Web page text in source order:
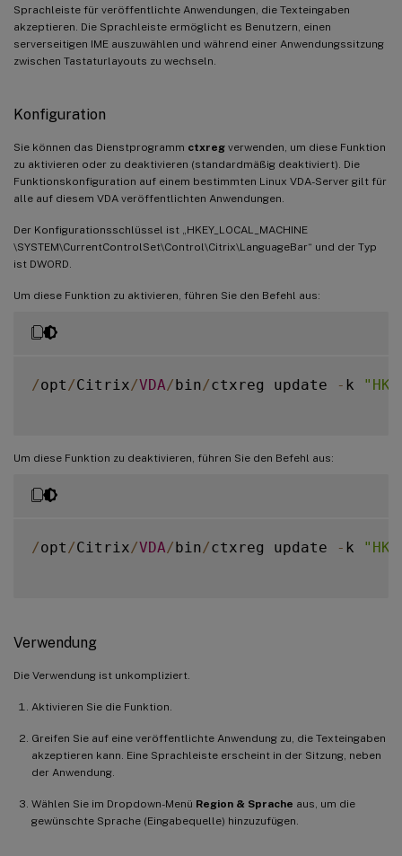
Sprachleiste für veröffentlichte Anwendungen, die Texteingaben
akzeptieren. Die Sprachleiste ermöglicht es Benutzern, einen
serverseitigen IME auszuwählen und während einer Anwendungssitzung
zwischen Tastaturlayouts zu wechseln.
Konfiguration
Sie können das Dienstprogramm ctxreg verwenden, um diese Funktion
zu aktivieren oder zu deaktivieren (standardmäßig deaktiviert). Die
Funktionskonfiguration auf einem bestimmten Linux VDA-Server gilt für
alle auf diesem VDA veröffentlichten Anwendungen.
Der Konfigurationsschlüssel ist „HKEY_LOCAL_MACHINE
\SYSTEM\CurrentControlSet\Control\Citrix\LanguageBar“ und der Typ
ist DWORD.
Um diese Funktion zu aktivieren, führen Sie den Befehl aus:
/opt /Citrix/VDA/bin/ctxreg update - k
Um diese Funktion zu deaktivieren, führen Sie den Befehl aus:
/opt /Citrix/VDA/bin/ctxreg update - k
Verwendung
Die Verwendung ist unkompliziert.
Aktivieren Sie die Funktion.
Greifen Sie auf eine veröffentlichte Anwendung zu, die Texteingaben
akzeptieren kann. Eine Sprachleiste erscheint in der Sitzung, neben
der Anwendung.
Wählen Sie im Dropdown-Menü Region & Sprache aus, um die
gewünschte Sprache (Eingabequelle) hinzuzufügen.